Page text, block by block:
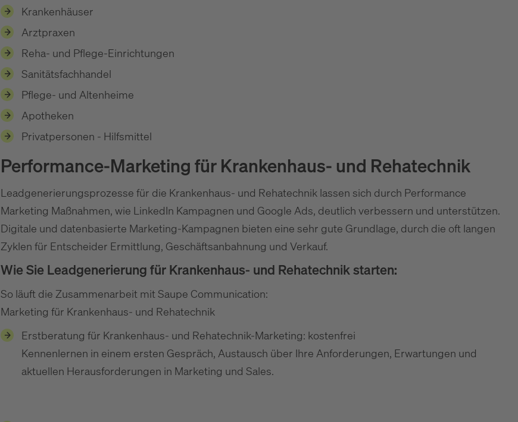
Krankenhäuser
Arztpraxen
Reha- und Pflege-Einrichtungen
Sanitätsfachhandel
Pflege- und Altenheime
Apotheken
Privatpersonen - Hilfsmittel
Performance-Marketing für Krankenhaus- und Rehatechnik
Leadgenerierungsprozesse für die Krankenhaus- und Rehatechnik lassen sich durch Performance
Marketing Maßnahmen, wie LinkedIn Kampagnen und Google Ads, deutlich verbessern und unterstützen.
Digitale und datenbasierte Marketing-Kampagnen bieten eine sehr gute Grundlage, durch die oft langen
Zyklen für Entscheider Ermittlung, Geschäftsanbahnung und Verkauf.
Wie Sie Leadgenerierung für Krankenhaus- und Rehatechnik starten:
So läuft die Zusammenarbeit mit Saupe Communication:
Marketing für Krankenhaus- und Rehatechnik
Erstberatung für Krankenhaus- und Rehatechnik-Marketing: kostenfrei
Kennenlernen in einem ersten Gespräch, Austausch über Ihre Anforderungen, Erwartungen und
aktuellen Herausforderungen in Marketing und Sales.